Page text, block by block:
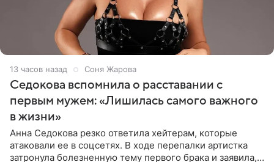
13 часов назад Соня Жарова
Седокова вспомнила о расставании с
первым мужем: «Лишилась самого важного
в жизни»
Анна Седокова резко ответила хейтерам, которые
атаковали ее в соцсетях. В ходе перепалки артистка
затронула болезненную тему первого брака и заявила,